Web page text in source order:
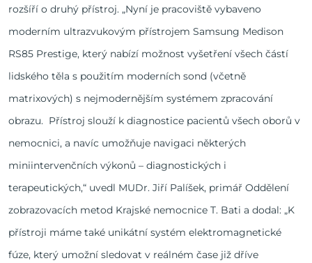
rozšíří o druhý přístroj. „Nyní je pracoviště vybaveno
moderním ultrazvukovým přístrojem Samsung Medison
RS85 Prestige, který nabízí možnost vyšetření všech částí
lidského těla s použitím moderních sond (včetně
matrixových) s nejmodernějším systémem zpracování
obrazu. Přístroj slouží k diagnostice pacientů všech oborů v
nemocnici, a navíc umožňuje navigaci některých
miniintervenčních výkonů – diagnostických i
terapeutických,“ uvedl MUDr. Jiří Palíšek, primář Oddělení
zobrazovacích metod Krajské nemocnice T. Bati a dodal: „K
přístroji máme také unikátní systém elektromagnetické
fúze, který umožní sledovat v reálném čase již dříve